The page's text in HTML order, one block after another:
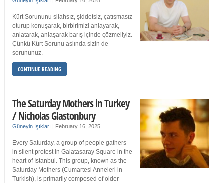
Kürt Sorununu silahsız, şiddetsiz, çatışmasız
oturup konuşarak, birbirimizi anlayarak,
anlatarak, anlaşarak barış içinde çözmeliyiz.
Çünkü Kürt Sorunu aslında sizin de
sorununuz.
CONTINUE READING
The Saturday Mothers in Turkey
/ Nicholas Glastonbury
Güneyin Işıkları | February 16, 2025
Every Saturday, a group of people gathers
in silent protest in Galatasaray Square in the
heart of Istanbul. This group, known as the
Saturday Mothers (Cumartesi Anneleri in
Turkish), is primarily composed of older